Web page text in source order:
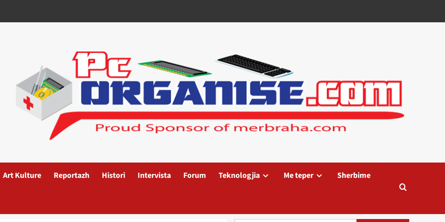
Art Kulture Reportazh Histori Intervista Forum Teknologjia Me teper Sherbime